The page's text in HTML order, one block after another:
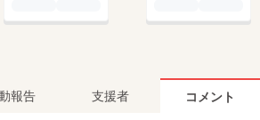
報告 支援者 コメント